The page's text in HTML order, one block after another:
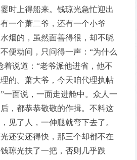
时上得船来。钱琼光急忙迎出
一个萧二爷，还有一个小爷
烟的，虽然面善得很，却不晓
便动问，只问得一声：“为什么
着说道：“老爷派他进省，他不
的。萧大爷，今天咱代理执帖
一面说，一面走进舱中。众人一
，都恭恭敬敬的作揖。不料这
见了人，一伸腿就弯下去了。
还安还得快，那三个却都不在
琼光扶了一把，否则几乎跌